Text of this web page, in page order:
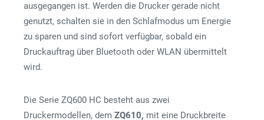
ausgegangen ist. Werden die Drucker gerade nicht
genutzt, schalten sie in den Schlafmodus um Energie
zu sparen und sind sofort verfügbar, sobald ein
Druckauftrag über Bluetooth oder WLAN übermittelt
wird.
Die Serie ZQ600 HC besteht aus zwei
Druckermodellen, dem ZQ610, mit eine Druckbreite